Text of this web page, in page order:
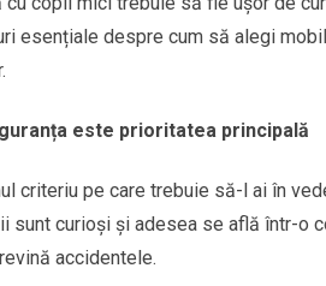
esențiale despre cum să alegi
este prioritatea principală
criteriu pe care trebuie să-l ai în
sunt curioși și adesea se află într-o
accidentele.